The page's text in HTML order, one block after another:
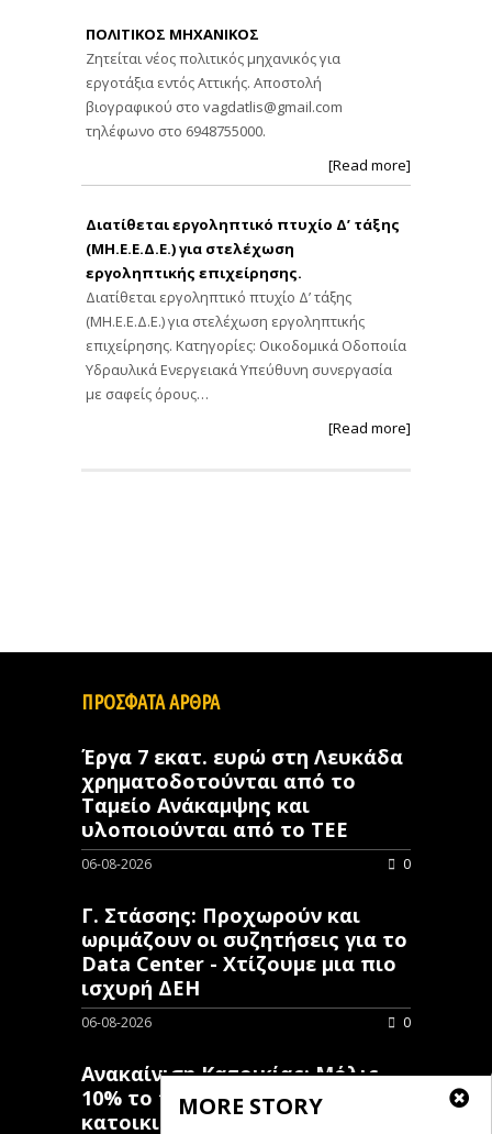
ΠΟΛΙΤΙΚΟΣ ΜΗΧΑΝΙΚΟΣ
Ζητείται νέος πολιτικός μηχανικός για
εργοτάξια εντός Αττικής. Αποστολή
βιογραφικού στο vagdatlis@gmail.com
τηλέφωνο στο 6948755000.
[Read more]
Διατίθεται εργοληπτικό πτυχίο Δ’ τάξης
(ΜΗ.Ε.Ε.Δ.Ε.) για στελέχωση
εργοληπτικής επιχείρησης.
Διατίθεται εργοληπτικό πτυχίο Δ’ τάξης
(ΜΗ.Ε.Ε.Δ.Ε.) για στελέχωση εργοληπτικής
επιχείρησης. Κατηγορίες: Οικοδομικά Οδοποιία
Υδραυλικά Ενεργειακά Υπεύθυνη συνεργασία
με σαφείς όρους…
[Read more]
MORE STORY
ΠΡΟΣΦΑΤΑ ΑΡΘΡΑ
Έργα 7 εκατ. ευρώ στη Λευκάδα
χρηματοδοτούνται από το
Ταμείο Ανάκαμψης και
υλοποιούνται από το ΤΕΕ
06-08-2026 0
Γ. Στάσσης: Προχωρούν και
ωριμάζουν οι συζητήσεις για το
Data Center - Χτίζουμε μια πιο
ισχυρή ΔΕΗ
06-08-2026 0
Ανακαίνιση Κατοικίας: Μόλις
10% το ποσοστό των κλειστών
κατοικιών που έχουν λάβει